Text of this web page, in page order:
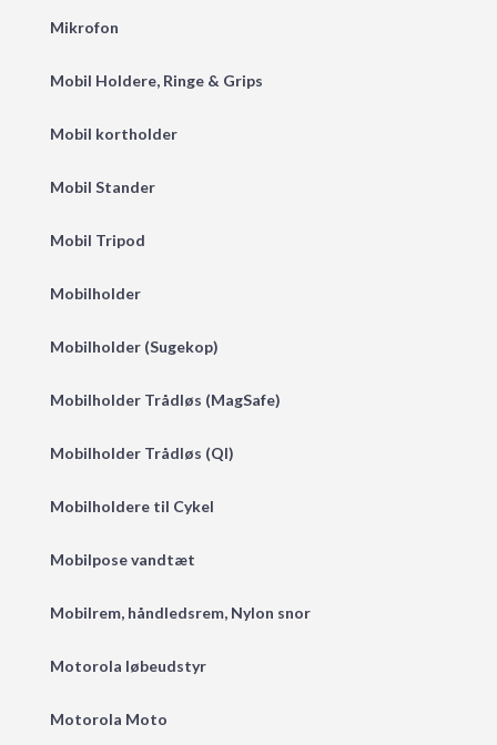
Mikrofon
Mobil Holdere, Ringe & Grips
Mobil kortholder
Mobil Stander
Mobil Tripod
Mobilholder
Mobilholder (Sugekop)
Mobilholder Trådløs (MagSafe)
Mobilholder Trådløs (QI)
Mobilholdere til Cykel
Mobilpose vandtæt
Mobilrem, håndledsrem, Nylon snor
Motorola løbeudstyr
Motorola Moto